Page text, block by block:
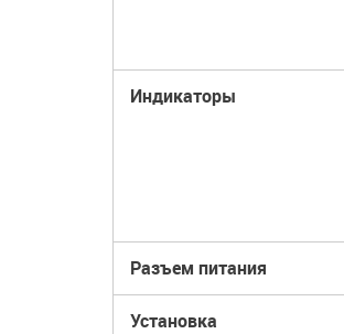
Индикаторы
Разъем питания
Установка